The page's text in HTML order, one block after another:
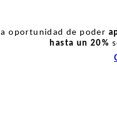
oportunidad de poder
hasta un 20%